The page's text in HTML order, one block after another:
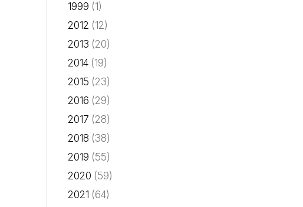
1999 (1)
2012 (12)
2013 (20)
2014(19)
2015 (23)
2016 (29)
2017 (28)
2018 (38)
2019 (55)
2020 (59)
2021 (64)